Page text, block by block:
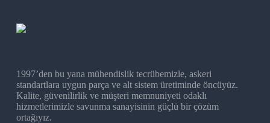
1997’den bu yana mühendislik tecrübemizle, askeri
standartlara uygun parça ve alt sistem üretiminde öncüyüz.
Kalite, güvenilirlik ve müşteri memnuniyeti odaklı
hizmetlerimizle savunma sanayisinin güçlü bir çözüm
ortağıyız.